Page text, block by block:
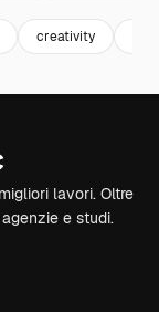
creativity
lavori. Oltre
e studi.